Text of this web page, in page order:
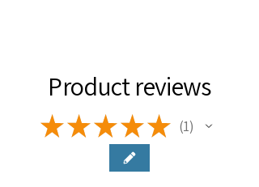
Product reviews
★★★★★ 1